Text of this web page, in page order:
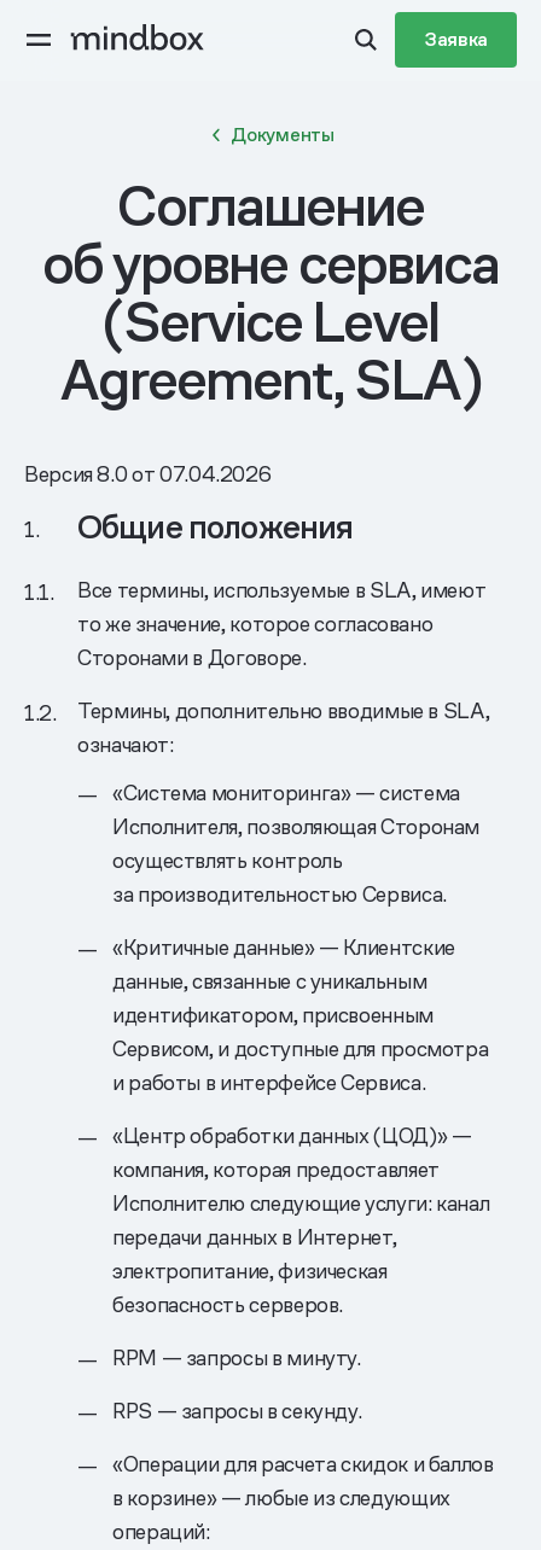
Заявка
Документы
Соглашение
об уровне сервиса
(Service Level
Agreement, SLA)
Версия 8.0 от 07.04.2026
Общие положения
Все термины, используемые в SLA, имеют
то же значение, которое согласовано
Сторонами в Договоре.
Термины, дополнительно вводимые в SLA,
означают:
«Система мониторинга» — система
Исполнителя, позволяющая Сторонам
осуществлять контроль
за производительностью Сервиса.
«Критичные данные» — Клиентские
данные, связанные с уникальным
идентификатором, присвоенным
Сервисом, и доступные для просмотра
и работы в интерфейсе Сервиса.
«Центр обработки данных (ЦОД)» —
компания, которая предоставляет
Исполнителю следующие услуги: канал
передачи данных в Интернет,
электропитание, физическая
безопасность серверов.
RPM — запросы в минуту.
RPS — запросы в секунду.
«Операции для расчета скидок и баллов
в корзине» — любые из следующих
операций: